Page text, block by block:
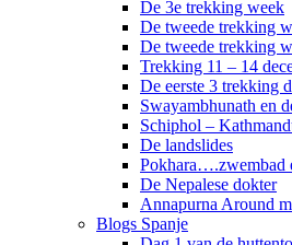
De 3e trekking week
De tweede trekking
De tweede trekking
Trekking 11 – 14
De eerste 3 trekking
Swayambhunath en
Schiphol –
De landslides
Pokhara….zwembad
De Nepalese dokter
Annapurna Around
Blogs Spanje